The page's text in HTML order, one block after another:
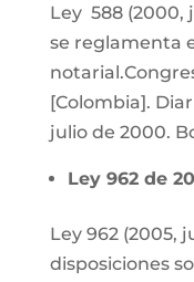
Ley 588 (2000,
se reglamenta
[Colombia].
julio de 2000.
Ley 962 de
Ley 962 (2005,
disposiciones